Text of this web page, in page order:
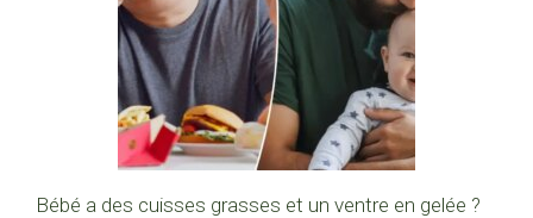
Bébé a des cuisses grasses et un ventre en gelée ?